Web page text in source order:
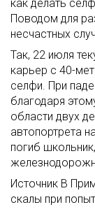
как делать
Поводом для
несчастных
Так, 22 июля
карьер с 40-
селфи. При
благодаря
области двух
автопортрета
погиб
Источник В
скалы при